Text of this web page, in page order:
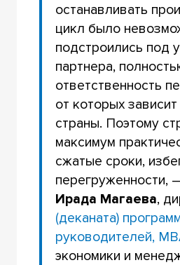
останавливать
цикл было
подстроились под
партнера,
ответственность
от которых
страны. Поэтому
максимум
сжатые сроки,
перегруженности,
Ирада Магаева,
(деканата)
руководителей,
экономики и